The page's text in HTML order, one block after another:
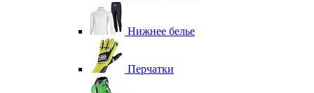
Нижнее белье
Перчатки